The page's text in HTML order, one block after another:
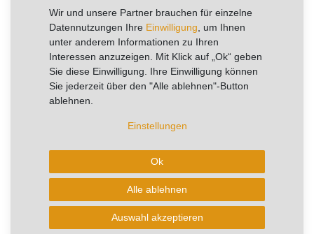
UVP 29,00 €
19,57 €*
Inhalt20
Stück
Grundpreis
RABATT -33%
Sie sparen 9,43 €
Artikel mit rel. kurzer Lieferzeit.
Kurzfristig verfügbar, Lieferzeit 3-5 Arbeitstage
Wir und unsere Partner brauchen für einzelne
Datennutzungen Ihre Einwilligung, um Ihnen
unter anderem Informationen zu Ihren
Interessen anzuzeigen. Mit Klick auf „Ok“ geben
Sie diese Einwilligung. Ihre Einwilligung können
Sie jederzeit über den "Alle ablehnen"-Button
ablehnen.
Einstellungen
Ok
Alle ablehnen
Auswahl akzeptieren